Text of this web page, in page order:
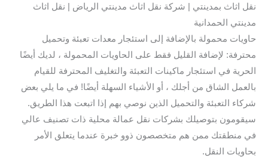
نقل اثاث بمدينتي | شركة نقل اثاث مدينتي الرياض | نقل اثاث
مدينتي الحمدانية
حاويات محمولة بالإضافة إلى استئجار معدات تعبئة وتحميل
محترفة: لإضافة القليل فقط على الحاويات المحمولة ، لديك أيضًا
الحرية في استئجار ماكينات التعبئة والتغليف المحترفة للقيام
بالعمل الشاق من أجلك ، أو الأشياء السهلة أيضًا! في ما يلي بعض
شركاء التعبئة والتحميل الذين نوصي بهم إذا اتبعت هذا الطريق.
سيقومون بتوصيلك بشركات نقل عمالة محلية ذات تصنيف عالي
في منطقتك ممن هم متخصصون ذوو خبرة عندما يتعلق الأمر
بحاويات النقل.